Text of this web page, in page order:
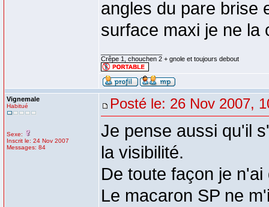
angles du pare brise
surface maxi je ne
Crêpe 1, chouchen 2 + gnole et toujours debout
Vignemale
Habitué
Sexe:
Inscrit le: 24 Nov 2007
Messages: 84
Posté le: 26 Nov 2007,
Je pense aussi qu'il
la visibilité.
De toute façon je
Le macaron SP ne